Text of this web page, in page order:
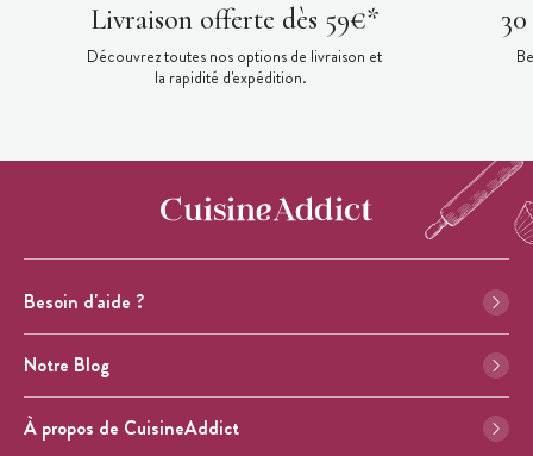
Livraison offerte dès 59€*
Découvrez toutes nos options de livraison et
la rapidité d'expédition.
Besoin d'aide ?
Notre Blog
À propos de CuisineAddict